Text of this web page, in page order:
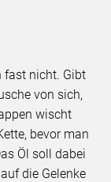
fast nicht. Gibt
von sich,
wischt
bevor man
Öl soll dabei
die Gelenke